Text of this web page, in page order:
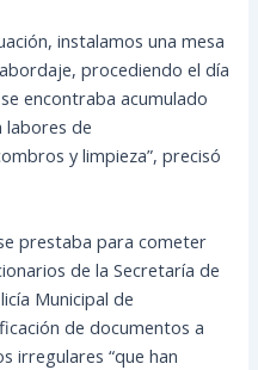
instalamos una mesa
procediendo el día
encontraba acumulado
labores de
y limpieza”, precisó
prestaba para cometer
de la Secretaría de
Municipal de
de documentos a
irregulares “que han